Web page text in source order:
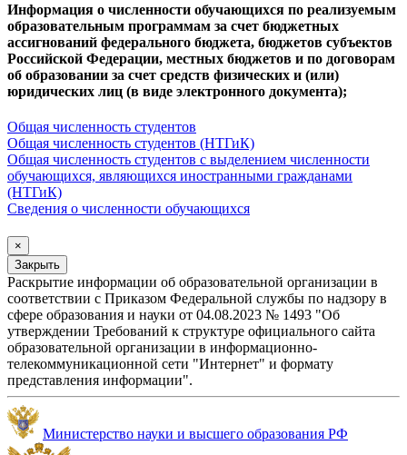
Информация о численности обучающихся по реализуемым
образовательным программам за счет бюджетных
ассигнований федерального бюджета, бюджетов субъектов
Российской Федерации, местных бюджетов и по договорам
об образовании за счет средств физических и (или)
юридических лиц (в виде электронного документа);
Общая численность студентов
Общая численность студентов (НТГиК)
Общая численность студентов с выделением численности
обучающихся, являющихся иностранными гражданами
(НТГиК)
Сведения о численности обучающихся
×
Закрыть
Раскрытие информации об образовательной организации в
соответствии с Приказом Федеральной службы по надзору в
сфере образования и науки от 04.08.2023 № 1493 "Об
утверждении Требований к структуре официального сайта
образовательной организации в информационно-
телекоммуникационной сети "Интернет" и формату
представления информации".
Министерство науки и высшего образования РФ